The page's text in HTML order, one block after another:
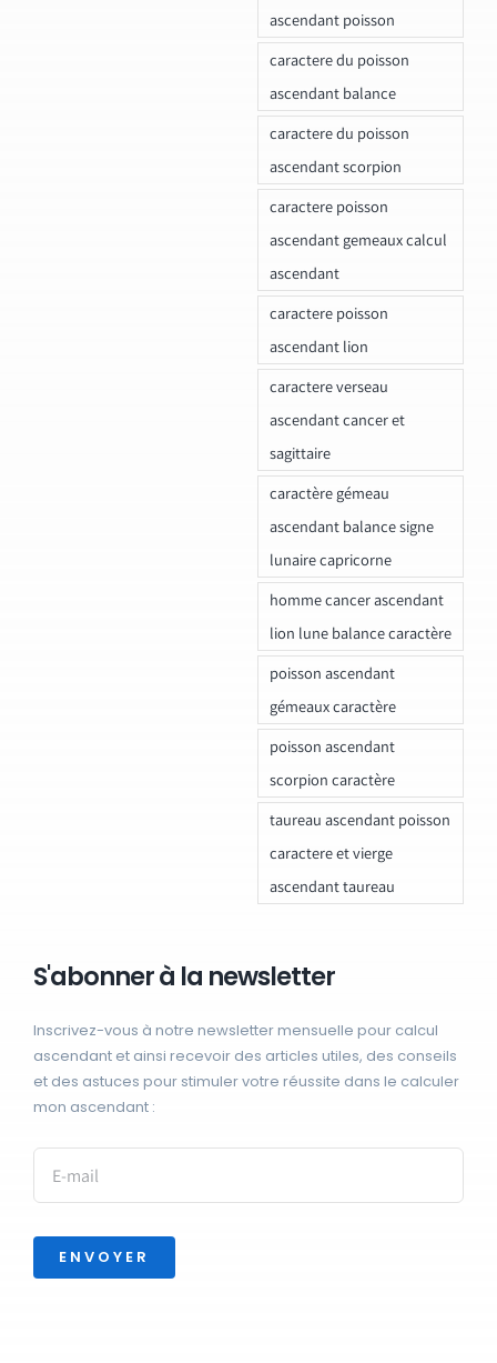
ascendant poisson
caractere du poisson
ascendant balance
caractere du poisson
ascendant scorpion
caractere poisson
ascendant gemeaux calcul
ascendant
caractere poisson
ascendant lion
caractere verseau
ascendant cancer et
sagittaire
caractère gémeau
ascendant balance signe
lunaire capricorne
homme cancer ascendant
lion lune balance caractère
poisson ascendant
gémeaux caractère
poisson ascendant
scorpion caractère
taureau ascendant poisson
caractere et vierge
ascendant taureau
S'abonner à la newsletter
Inscrivez-vous à notre newsletter mensuelle pour calcul
ascendant et ainsi recevoir des articles utiles, des conseils
et des astuces pour stimuler votre réussite dans le calculer
mon ascendant :
ENVOYER